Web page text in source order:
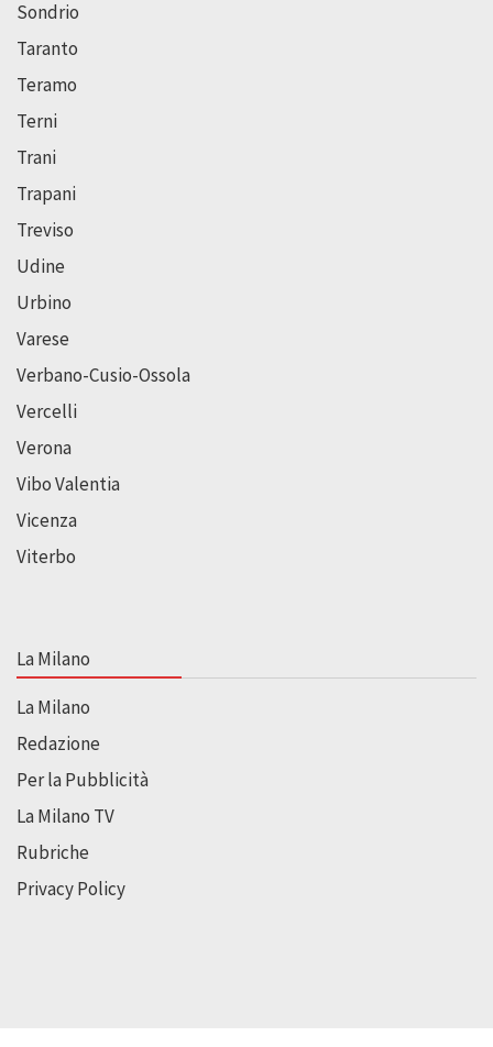
Sondrio
Taranto
Teramo
Terni
Trani
Trapani
Treviso
Udine
Urbino
Varese
Verbano-Cusio-Ossola
Vercelli
Verona
Vibo Valentia
Vicenza
Viterbo
La Milano
La Milano
Redazione
Per la Pubblicità
La Milano TV
Rubriche
Privacy Policy